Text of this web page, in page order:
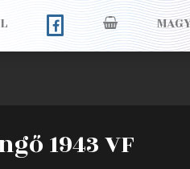
1943 VF